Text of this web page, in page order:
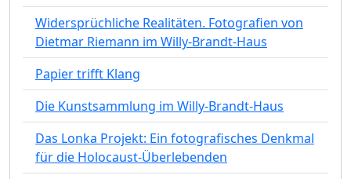
Widersprüchliche Realitäten. Fotografien von
Dietmar Riemann im Willy-Brandt-Haus
Papier trifft Klang
Die Kunstsammlung im Willy-Brandt-Haus
Das Lonka Projekt: Ein fotografisches Denkmal
für die Holocaust-Überlebenden